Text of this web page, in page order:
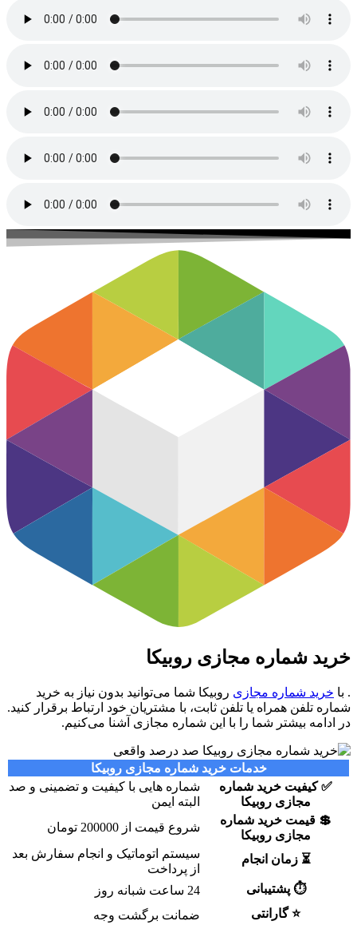
خرید شماره مجازی روبیکا
. با خرید شماره مجازی روبیکا شما می‌توانید بدون نیاز به خرید
شماره تلفن همراه یا تلفن ثابت، با مشتریان خود ارتباط برقرار کنید.
در ادامه بیشتر شما را با این شماره مجازی آشنا می‌کنیم.
خدمات خرید شماره مجازی روبیکا
✅ کیفیت خرید شماره
مجازی روبیکا
شماره هایی با کیفیت و تضمینی و صد
البته ایمن
💲 قیمت خرید شماره
مجازی روبیکا
شروع قیمت از 200000 تومان
⏳ زمان انجام
سیستم اتوماتیک و انجام سفارش بعد
از پرداخت
⏱ پشتیبانی
24 ساعت شبانه روز
⭐ گارانتی ضمانت برگشت وجه